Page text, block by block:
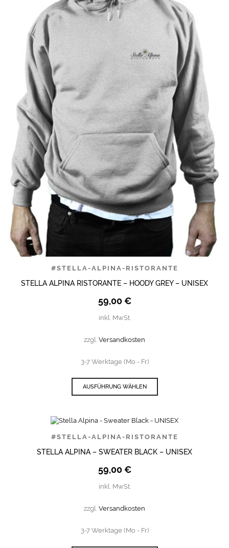
#STELLA-ALPINA-RISTORANTE
STELLA ALPINA RISTORANTE – HOODY GREY – UNISEX
59,00€
inkl. MwSt.
zzgl. Versandkosten
3-7 Werktage (Mo - Fr)
AUSFÜHRUNG WÄHLEN
#STELLA-ALPINA-RISTORANTE
STELLA ALPINA – SWEATER BLACK – UNISEX
59,00€
inkl. MwSt.
zzgl. Versandkosten
3-7 Werktage (Mo - Fr)